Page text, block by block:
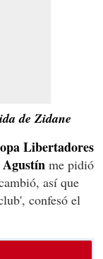
de Zidane
Libertadores
Agustín me pidió
así que
confesó el